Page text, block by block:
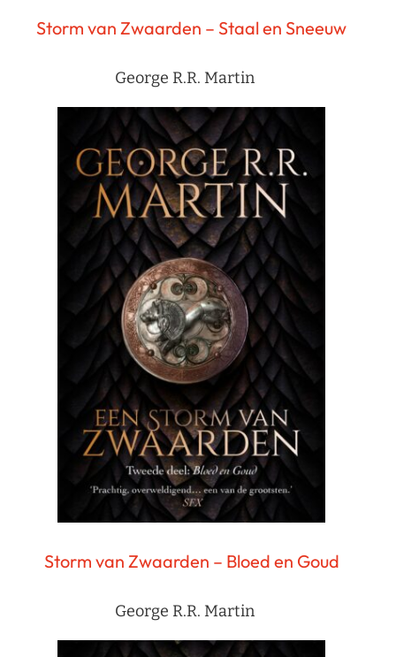
Storm van Zwaarden – Staal en Sneeuw
George R.R. Martin
Storm van Zwaarden – Bloed en Goud
George R.R. Martin